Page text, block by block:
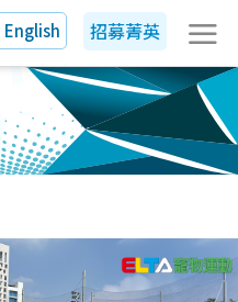
English 招募菁英